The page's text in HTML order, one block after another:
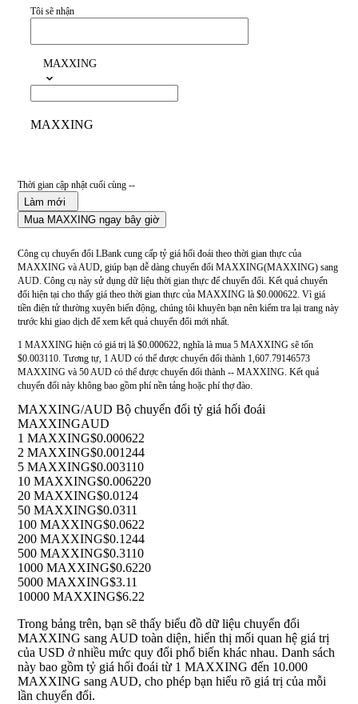
Tôi sẽ nhận
MAXXING
MAXXING
Thời gian cập nhật cuối cùng --
Làm mới
Mua MAXXING ngay bây giờ
Công cụ chuyển đổi LBank cung cấp tỷ giá hối đoái theo thời gian thực của
MAXXING và AUD, giúp bạn dễ dàng chuyển đổi MAXXING(MAXXING) sang
AUD. Công cụ này sử dụng dữ liệu thời gian thực để chuyển đổi. Kết quả chuyển
đổi hiện tại cho thấy giá theo thời gian thực của MAXXING là $0.000622. Vì giá
tiền điện tử thường xuyên biến động, chúng tôi khuyên bạn nên kiểm tra lại trang này
trước khi giao dịch để xem kết quả chuyển đổi mới nhất.
1 MAXXING hiện có giá trị là $0.000622, nghĩa là mua 5 MAXXING sẽ tốn
$0.003110. Tương tự, 1 AUD có thể được chuyển đổi thành 1,607.79146573
MAXXING và 50 AUD có thể được chuyển đổi thành -- MAXXING. Kết quả
chuyển đổi này không bao gồm phí nền tảng hoặc phí thợ đào.
MAXXING/AUD Bộ chuyển đổi tỷ giá hối đoái
MAXXINGAUD
1 MAXXING$0.000622
2 MAXXING$0.001244
5 MAXXING$0.003110
10 MAXXING$0.006220
20 MAXXING$0.0124
50 MAXXING$0.0311
100 MAXXING$0.0622
200 MAXXING$0.1244
500 MAXXING$0.3110
1000 MAXXING$0.6220
5000 MAXXING$3.11
10000 MAXXING$6.22
Trong bảng trên, bạn sẽ thấy biểu đồ dữ liệu chuyển đổi
MAXXING sang AUD toàn diện, hiển thị mối quan hệ giá trị
của USD ở nhiều mức quy đổi phổ biến khác nhau. Danh sách
này bao gồm tỷ giá hối đoái từ 1 MAXXING đến 10.000
MAXXING sang AUD, cho phép bạn hiểu rõ giá trị của mỗi
lần chuyển đổi.